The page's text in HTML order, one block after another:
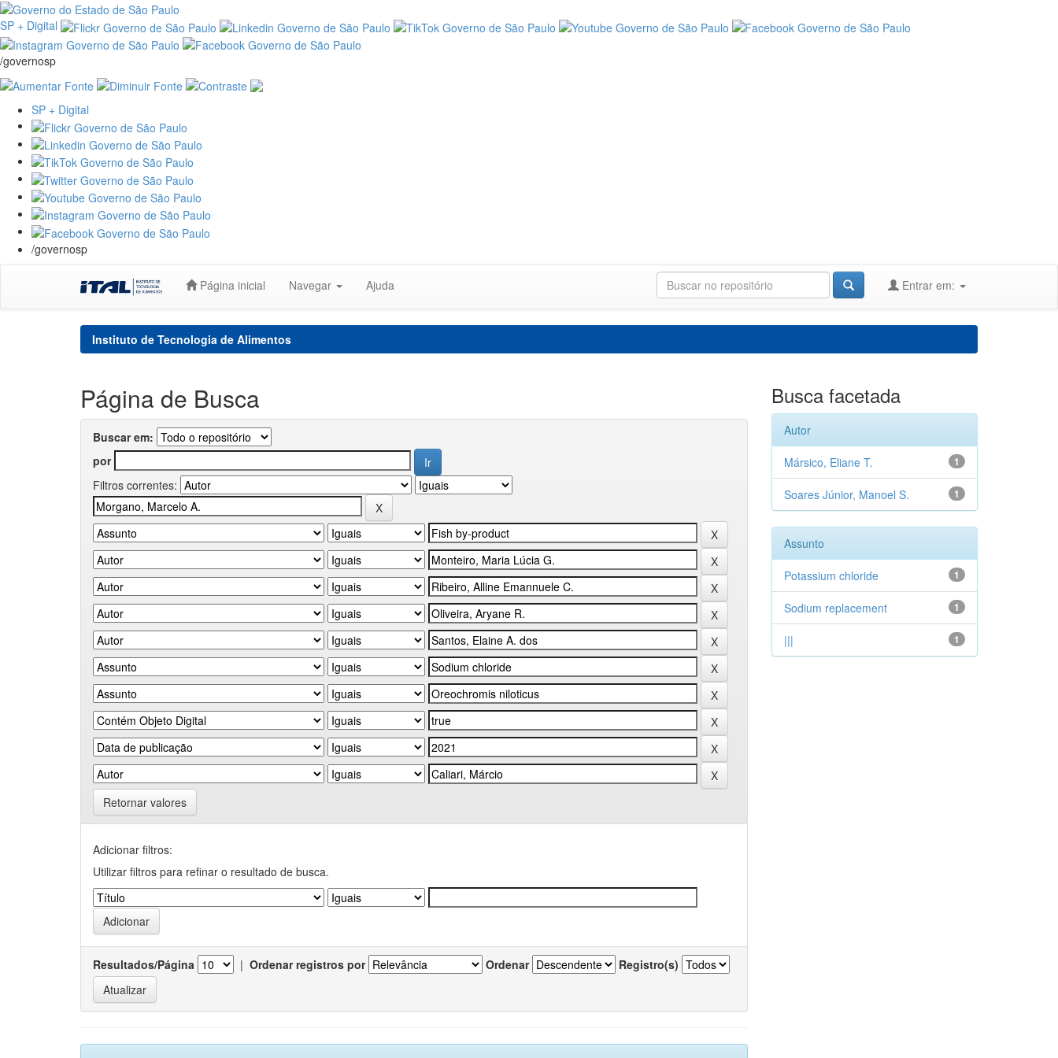
SP + Digital
/governosp
SP + Digital
/governosp
Página inicial Navegar Ajuda Entrar em:
Instituto de Tecnologia de Alimentos
Página de Busca
Buscar em:
por
Filtros correntes:
Retornar valores
Adicionar filtros:
Utilizar filtros para refinar o resultado de busca.
Resultados/Página | Ordenar registros por Ordenar Registro(s)
Busca facetada
Autor
1
Mársico, Eliane T.
1
Soares Júnior, Manoel S.
Assunto
1
Potassium chloride
1
Sodium replacement
1
|||